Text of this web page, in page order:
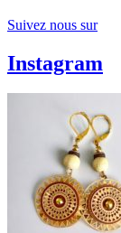
Suivez nous sur
Instagram